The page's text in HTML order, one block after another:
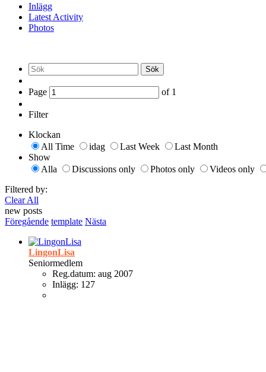
Inlägg
Latest Activity
Photos
Sök
Page of 1
Filter
Klockan
All Time
idag Last Week
Last Month
Show
Alla
Discussions only Photos only Videos only
Filtered by:
Clear All
new posts
Föregående template Nästa
LingonLisa
Seniormedlem
Reg.datum: aug 2007
Inlägg: 127